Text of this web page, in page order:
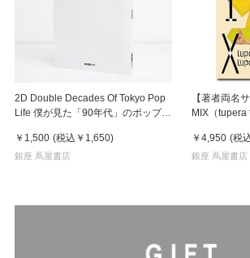
2D Double Decades Of Tokyo Pop
Life 僕が見た「90年代」のポップカ
￥1,500 (税込 ￥1,650)
銀座 蔦屋書店
【著者両名
MIX（tupera
￥4,950 (税
銀座 蔦屋書店